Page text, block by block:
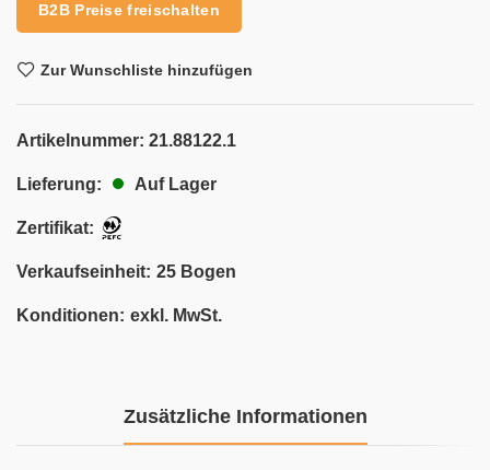
B2B Preise freischalten
Zur Wunschliste hinzufügen
Artikelnummer: 21.88122.1
Lieferung: Auf Lager
Zertifikat:
Verkaufseinheit: 25 Bogen
Konditionen: exkl. MwSt.
Zusätzliche Informationen